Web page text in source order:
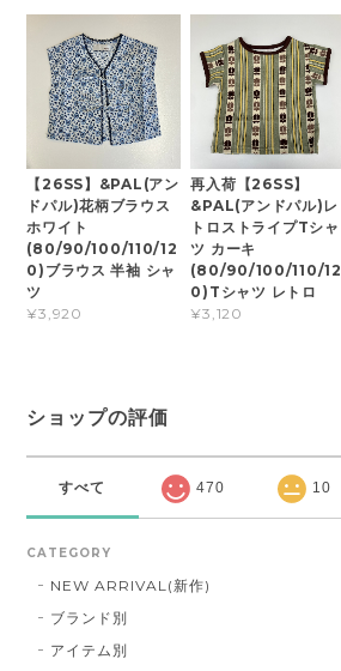
【26SS】&PAL(アン
ドパル)花柄ブラウス
ホワイト
(80/90/100/110/12
0)ブラウス 半袖 シャ
ツ
¥3,920
再入荷【26SS】
&PAL(アンドパル)レ
トロストライプTシャ
ツ カーキ
(80/90/100/110/12
0)Tシャツ レトロ
¥3,120
ショップの評価
すべて 470 10
CATEGORY
NEW ARRIVAL(新作)
ブランド別
アイテム別